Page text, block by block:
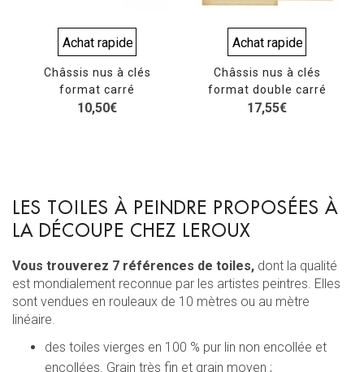
Achat rapide
Châssis nus à clés
format carré
10,50€
Achat rapide
Châssis nus à clés
format double carré
17,55€
LES TOILES À PEINDRE PROPOSÉES À
LA DÉCOUPE CHEZ LEROUX
Vous trouverez 7 références de toiles, dont la qualité
est mondialement reconnue par les artistes peintres. Elles
sont vendues en rouleaux de 10 mètres ou au mètre
linéaire.
des toiles vierges en 100 % pur lin non encollée et
encollées. Grain très fin et grain moyen ;